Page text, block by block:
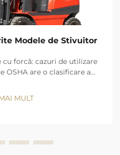
Modele de Stivuitor
cu forcă: cazuri de utilizare
OSHA are o clasificare a
Clasa I (camion cu şofer
MULT